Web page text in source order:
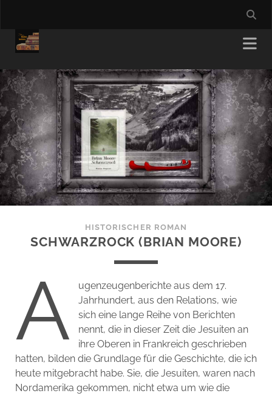
HISTORISCHER ROMAN
SCHWARZROCK (BRIAN MOORE)
A
ugenzeugenberichte aus dem 17.
Jahrhundert, aus den Relations, wie
sich eine lange Reihe von Berichten
nennt, die in dieser Zeit die Jesuiten an
ihre Oberen in Frankreich geschrieben
hatten, bilden die Grundlage für die Geschichte, die ich
heute mitgebracht habe. Sie, die Jesuiten, waren nach
Nordamerika gekommen, nicht etwa um wie die